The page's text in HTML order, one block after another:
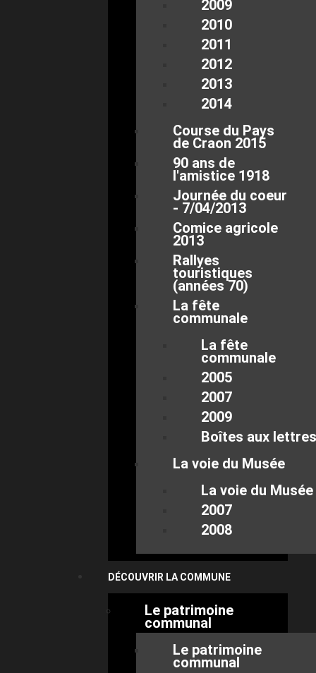
2009
2010
2011
2012
2013
2014
Course du Pays
de Craon 2015
90 ans de
l'amistice 1918
Journée du coeur
- 7/04/2013
Comice agricole
2013
Rallyes
touristiques
(années 70)
La fête
communale
La fête
communale
2005
2007
2009
Boîtes aux lettres
La voie du Musée
La voie du Musée
2007
2008
DÉCOUVRIR LA COMMUNE
Le patrimoine
communal
Le patrimoine
communal